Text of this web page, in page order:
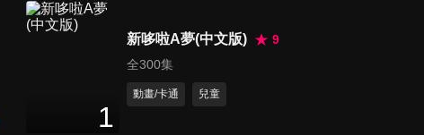
14分鐘
1
新哆啦A夢(中文版)
9
全300集
動畫/卡通 兒童